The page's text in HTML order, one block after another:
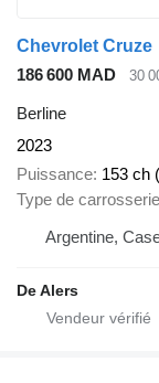
Chevrolet Cruze
186 600 MAD
30
Berline
2023
Puissance 153 ch
Type de carrosserie
Argentine,
De Alers